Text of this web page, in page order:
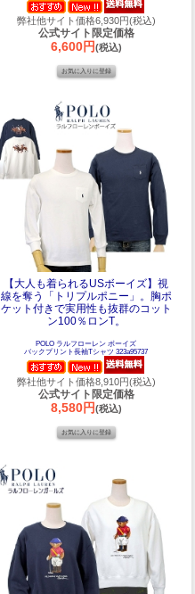
弊社他サイト価格6,930円(税込)
公式サイト限定価格
6,600円(税込)
【大人も着られるUSボーイズ】視
線を奪う「トリプルポニー」。胸ポ
ケット付きで実用性も抜群のコット
ン100％ロンT。
POLO ラルフローレン ボーイズ
バックプリント長袖Tシャツ 323a95737
弊社他サイト価格8,910円(税込)
公式サイト限定価格
8,580円(税込)